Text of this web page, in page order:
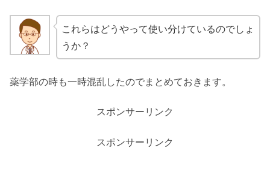
これらはどうやって使い分けているのでしょ
うか？
薬学部の時も一時混乱したのでまとめておきます。
スポンサーリンク
スポンサーリンク